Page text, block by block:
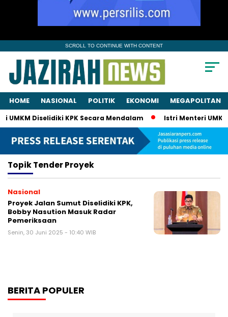
SCROLL TO CONTINUE WITH CONTENT
HOME NASIONAL POLITIK EKONOMI MEGAPOLITAN
Diselidiki KPK Secara Mendalam Istri Menteri
TopikTender Proyek
Nasional
Proyek Jalan Sumut Diselidiki KPK,
Bobby Nasution Masuk Radar
Pemeriksaan
Senin, 30 Juni 2025 - 10:40 WIB
BERITA POPULER